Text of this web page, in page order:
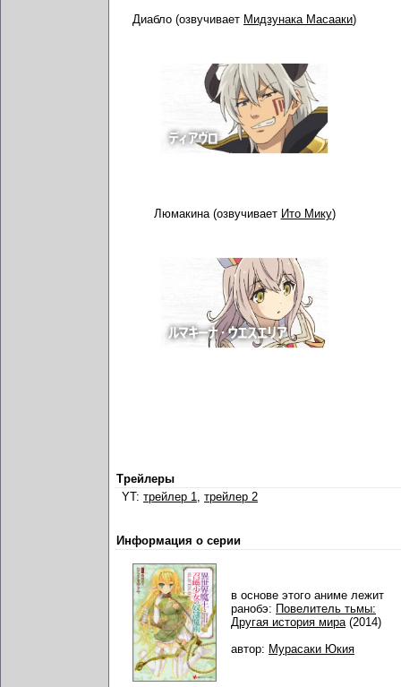
Диабло (озвучивает Мидзунака Масааки)
Люмакина (озвучивает Ито Мику)
Трейлеры
YT: трейлер 1, трейлер 2
Информация о серии
в основе этого аниме лежит
ранобэ: Повелитель тьмы:
Другая история мира(2014)
автор: Мурасаки Юкия